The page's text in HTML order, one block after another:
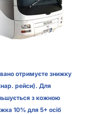
отримуєте знижку
рейси). Для
з кожною
10% для 5+ осіб